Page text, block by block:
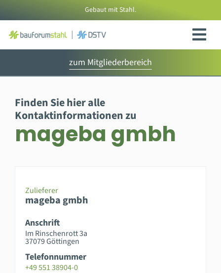
Inhalt
springen
Gebaut mit Stahl.
zum Mitgliederbereich
Finden Sie hier alle
Kontaktinformationen zu
mageba gmbh
Zulieferer
mageba gmbh
Anschrift
Im Rinschenrott 3a
37079 Göttingen
Telefonnummer
+49 551 38904-0